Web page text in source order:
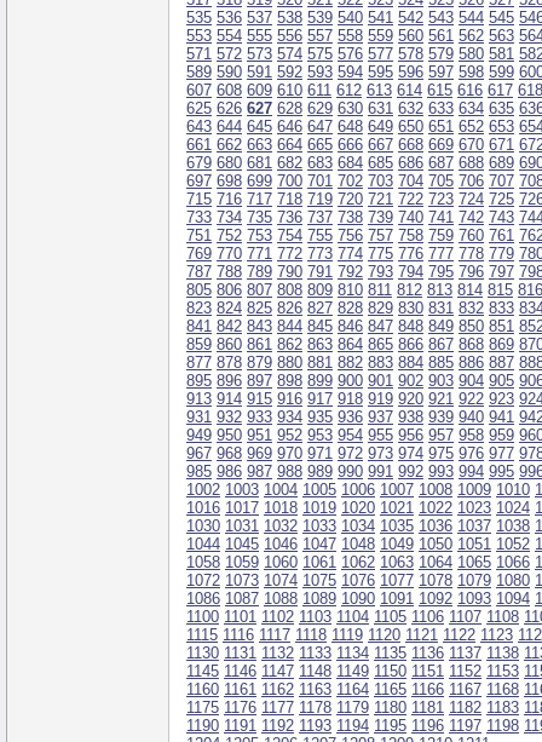
535 536 537 538 539 540 541 542 543 544 545
553 554 555 556 557 558 559 560 561 562 563
571 572 573 574 575 576 577 578 579 580 581
589 590 591 592 593 594 595 596 597 598 599
607 608 609 610 611 612 613 614 615 616 617 618
625 626 627 628 629 630 631 632 633 634 635
643 644 645 646 647 648 649 650 651 652 653
661 662 663 664 665 666 667 668 669 670 671
679 680 681 682 683 684 685 686 687 688 689
697 698 699 700 701 702 703 704 705 706 707
715 716 717 718 719 720 721 722 723 724 725
733 734 735 736 737 738 739 740 741 742 743
751 752 753 754 755 756 757 758 759 760 761
769 770 771 772 773 774 775 776 777 778 779
787 788 789 790 791 792 793 794 795 796 797
805 806 807 808 809 810 811 812 813 814 815 816
823 824 825 826 827 828 829 830 831 832 833
841 842 843 844 845 846 847 848 849 850 851
859 860 861 862 863 864 865 866 867 868 869
877 878 879 880 881 882 883 884 885 886 887
895 896 897 898 899 900 901 902 903 904 905
913 914 915 916 917 918 919 920 921 922 923
931 932 933 934 935 936 937 938 939 940 941
949 950 951 952 953 954 955 956 957 958 959
967 968 969 970 971 972 973 974 975 976 977
985 986 987 988 989 990 991 992 993 994 995
1002 1003 1004 1005 1006 1007 1008 1009 1010
1016 1017 1018 1019 1020 1021 1022 1023 1024
1030 1031 1032 1033 1034 1035 1036 1037 1038
1044 1045 1046 1047 1048 1049 1050 1051 1052
1058 1059 1060 1061 1062 1063 1064 1065 1066
1072 1073 1074 1075 1076 1077 1078 1079 1080
1086 1087 1088 1089 1090 1091 1092 1093 1094
1100 1101 1102 1103 1104 1105 1106 1107 1108
1115 1116 1117 1118 1119 1120 1121 1122 1123
1130 1131 1132 1133 1134 1135 1136 1137 1138
1145 1146 1147 1148 1149 1150 1151 1152 1153
1160 1161 1162 1163 1164 1165 1166 1167 1168
1175 1176 1177 1178 1179 1180 1181 1182 1183
1190 1191 1192 1193 1194 1195 1196 1197 1198